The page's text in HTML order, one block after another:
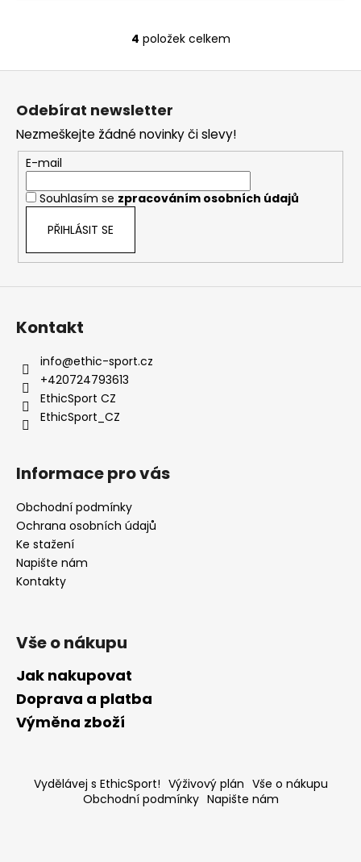
O
v
a
c
í
p
r
y
4 položek celkem
Odebírat newsletter
Nezmeškejte žádné novinky či slevy!
E-mail
Souhlasím se zpracováním osobních údajů
PŘIHLÁSIT SE
Kontakt
info@ethic-sport.cz
+420724793613
EthicSport CZ
EthicSport_CZ
Informace pro vás
Obchodní podmínky
Ochrana osobních údajů
Ke stažení
Napište nám
Kontakty
Vše o nákupu
Jak nakupovat
Doprava a platba
Výměna zboží
Vydělávej s EthicSport! Výživový plán Vše o nákupu
Obchodní podmínky Napište nám